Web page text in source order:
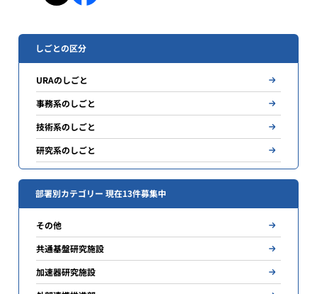
しごとの区分
URAのしごと
事務系のしごと
技術系のしごと
研究系のしごと
部署別カテゴリー 現在13件募集中
その他
共通基盤研究施設
加速器研究施設